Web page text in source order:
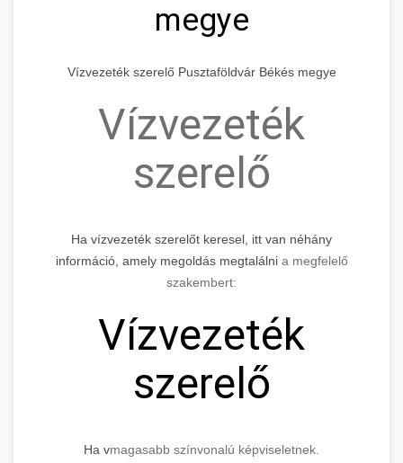
megye
Vízvezeték szerelő Pusztaföldvár Békés megye
Vízvezeték
szerelő
Ha vízvezeték szerelőt keresel, itt van néhány
információ, amely megoldás megtalálnia megfelelő
szakembert:
Vízvezeték
szerelő
Ha vmagasabb színvonalú képviseletnek.